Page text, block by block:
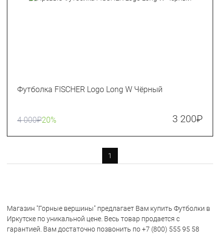
Футболка FISCHER Logo Long W Чёрный
4 000₽20% 3 200₽
1
Магазин "Горные вершины" предлагает Вам купить Футболки в
Иркутске по уникальной цене. Весь товар продается с
гарантией. Вам достаточно позвонить по +7 (800) 555 95 58